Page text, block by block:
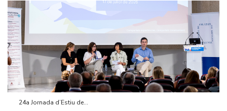
24a Jornada d’Estiu de...